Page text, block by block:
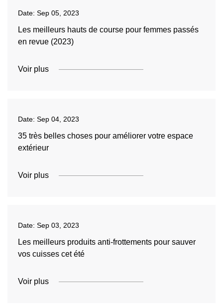
Date: Sep 05, 2023
Les meilleurs hauts de course pour femmes passés
en revue (2023)
Voir plus
Date: Sep 04, 2023
35 très belles choses pour améliorer votre espace
extérieur
Voir plus
Date: Sep 03, 2023
Les meilleurs produits anti-frottements pour sauver
vos cuisses cet été
Voir plus